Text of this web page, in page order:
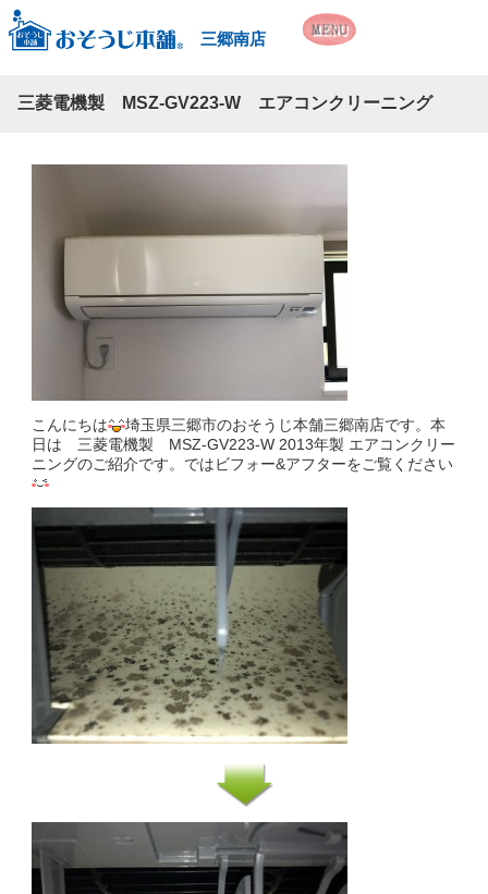
三郷南店
三菱電機製 MSZ-GV223-W エアコンクリーニング
こんにちは
埼玉県三郷市のおそうじ本舗三郷南店です。本
日は 三菱電機製 MSZ-GV223-W 2013年製 エアコンクリー
ニングのご紹介です。ではビフォー&アフターをご覧ください